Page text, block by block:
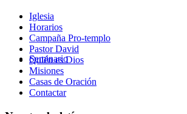
Seminario
Iglesia
Horarios
Campaña Pro-templo
Pastor David
Quién es Dios
Misiones
Casas de Oración
Contactar